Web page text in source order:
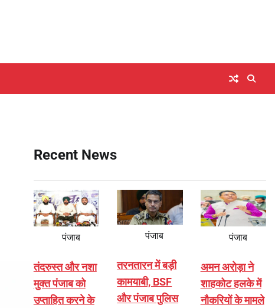
Recent News
पंजाब
तंदरुस्त और नशा
मुक्त पंजाब को
उप्ताहित करने के
पंजाब
तरनतारन में बड़ी
कामयाबी, BSF
और पंजाब पुलिस
पंजाब
अमन अरोड़ा ने
शाहकोट हलके में
नौकरियों के मामले